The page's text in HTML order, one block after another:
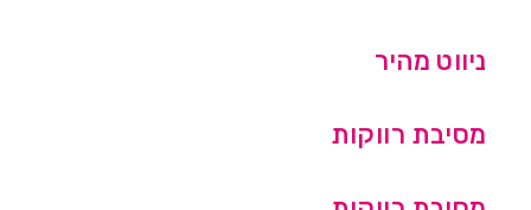
ניווט מהיר
מסיבת רווקות